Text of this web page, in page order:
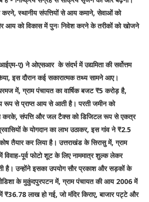
स्थानीय संपत्तियों से आय कमाने, सेवाओं को
आय को विकास में पुनः निवेश करने के तरीकों को खोजने
ए) ने ओएसआर के संदर्भ में उद्यमिता की सर्वोत्तम
इस दौरान कई सकारात्मक तथ्य सामने आए।
में, ग्राम पंचायत का वार्षिक बजट ₹5 करोड़ है,
रूप से प्राप्त आय से आती है। परती जमीन को
करके, संपत्ति और जल टैक्स को डिजिटल रूप से एकत्र
के योगदान का लाभ उठाकर, इस गांव ने ₹2.5
तैयार कर लिया है। उत्तराखंड के सिरासु में, ग्राम
पूर्व फोटो शूट के लिए नाममात्र शुल्क लेकर
है। उन्होंने इसका उपयोग सौर प्रकाश और सड़कों के
के मुकुंदपुरपटन में, ग्राम पंचायत की आय 2006 में
लाख हो गई, जो मंदिर किराए, बाजार पट्टे और